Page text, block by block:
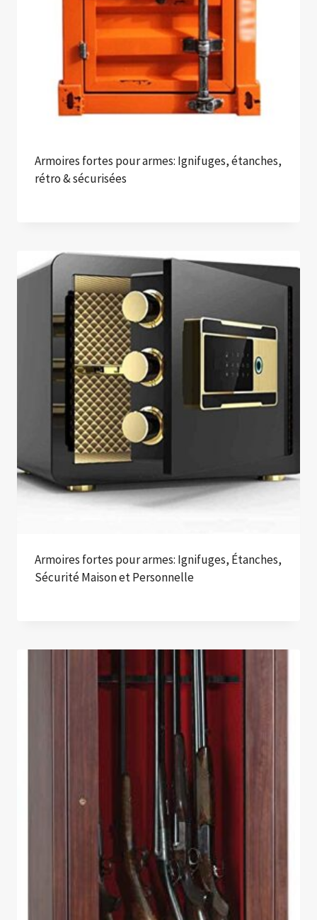
Armoires fortes pour armes: Ignifuges, étanches,
rétro & sécurisées
Armoires fortes pour armes: Ignifuges, Étanches,
Sécurité Maison et Personnelle